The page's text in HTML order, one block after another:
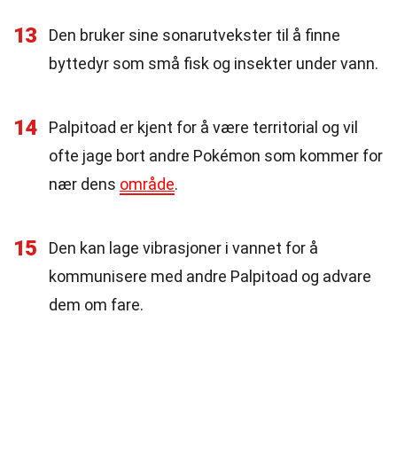
13
Den bruker sine sonarutvekster til å finne
byttedyr som små fisk og insekter under vann.
14
Palpitoad er kjent for å være territorial og vil
ofte jage bort andre Pokémon som kommer for
nær dens område.
15
Den kan lage vibrasjoner i vannet for å
kommunisere med andre Palpitoad og advare
dem om fare.